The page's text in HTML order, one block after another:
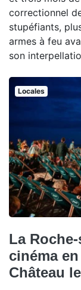
correctionnel
stupéfiants,
armes à feu
son
Locales
La
cinéma
Château